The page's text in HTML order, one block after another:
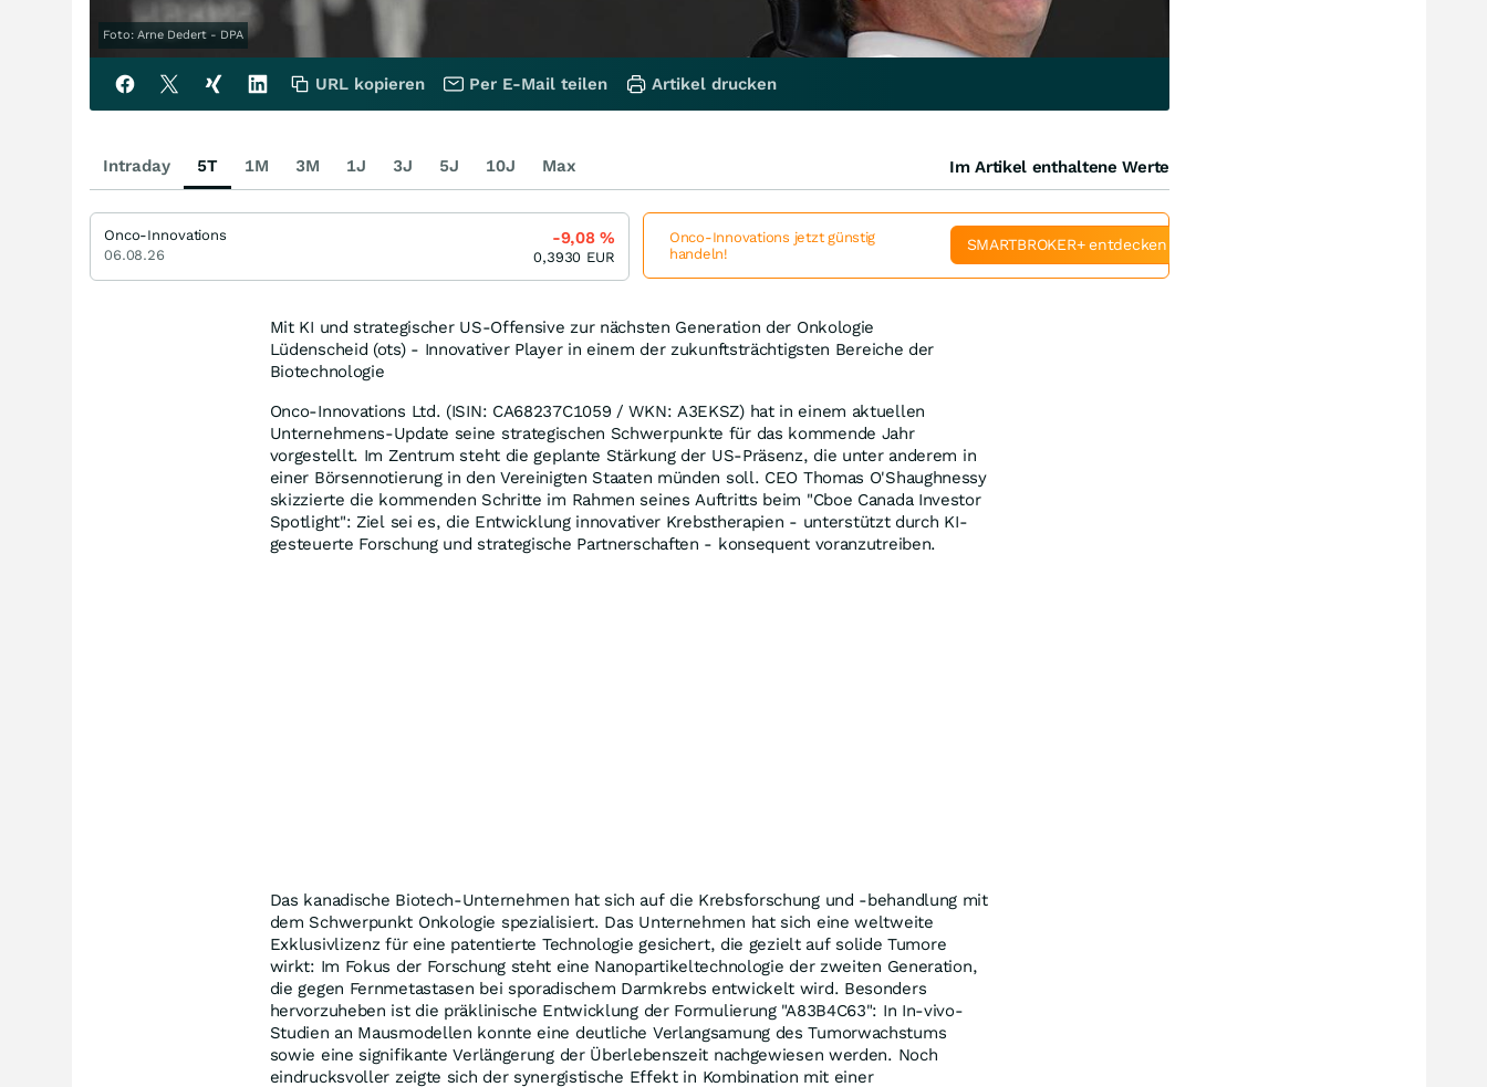
Foto: Arne Dedert - DPA
Mit KI und strategischer US-Offensive zur nächsten Generation der Onkologie
Lüdenscheid (ots) - Innovativer Player in einem der zukunftsträchtigsten Bereiche der
Biotechnologie
Onco-Innovations Ltd. (ISIN: CA68237C1059 / WKN: A3EKSZ) hat in einem aktuellen
Unternehmens-Update seine strategischen Schwerpunkte für das kommende Jahr
vorgestellt. Im Zentrum steht die geplante Stärkung der US-Präsenz, die unter anderem in
einer Börsennotierung in den Vereinigten Staaten münden soll. CEO Thomas O'Shaughnessy
skizzierte die kommenden Schritte im Rahmen seines Auftritts beim "Cboe Canada Investor
Spotlight": Ziel sei es, die Entwicklung innovativer Krebstherapien - unterstützt durch KI-
gesteuerte Forschung und strategische Partnerschaften - konsequent voranzutreiben.
Das kanadische Biotech-Unternehmen hat sich auf die Krebsforschung und -behandlung mit
dem Schwerpunkt Onkologie spezialisiert. Das Unternehmen hat sich eine weltweite
Exklusivlizenz für eine patentierte Technologie gesichert, die gezielt auf solide Tumore
wirkt: Im Fokus der Forschung steht eine Nanopartikeltechnologie der zweiten Generation,
die gegen Fernmetastasen bei sporadischem Darmkrebs entwickelt wird. Besonders
hervorzuheben ist die präklinische Entwicklung der Formulierung "A83B4C63": In In-vivo-
Studien an Mausmodellen konnte eine deutliche Verlangsamung des Tumorwachstums
sowie eine signifikante Verlängerung der Überlebenszeit nachgewiesen werden. Noch
eindrucksvoller zeigte sich der synergistische Effekt in Kombination mit einer
URL kopieren Per E-Mail teilen Artikel drucken
Intraday 5T 1M 3M 1J 3J 5J 10J Max Im Artikel enthaltene Werte
Onco-Innovations
06.08.26
-9,08%
0,3930 EUR
Onco-Innovations jetzt günstig
handeln!
SMARTBROKER+ entdecken